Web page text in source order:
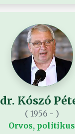
dr. Kószó
( 1956 - )
Orvos, politikus